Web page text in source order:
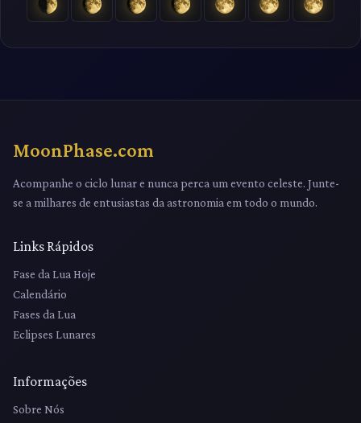
MoonPhase.com
Acompanhe o ciclo lunar e nunca perca um evento celeste. Junte-
se a milhares de entusiastas da astronomia em todo o mundo.
Links Rápidos
Fase da Lua Hoje
Calendário
Fases da Lua
Eclipses Lunares
Informações
Sobre Nós